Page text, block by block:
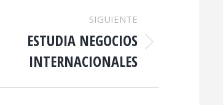
SIGUIENTE
ESTUDIA NEGOCIOS
INTERNACIONALES